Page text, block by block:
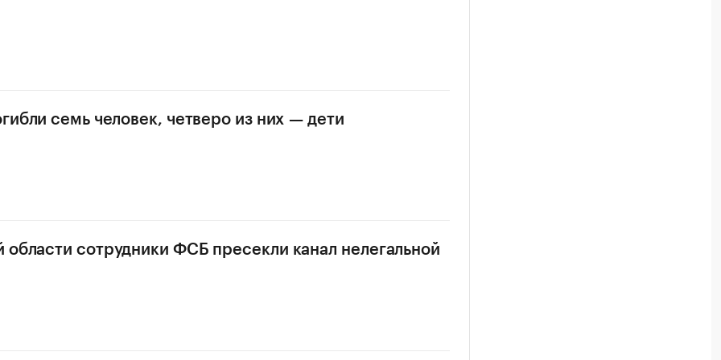
семь человек, четверо из них — дети
сотрудники ФСБ пресекли канал нелегальной